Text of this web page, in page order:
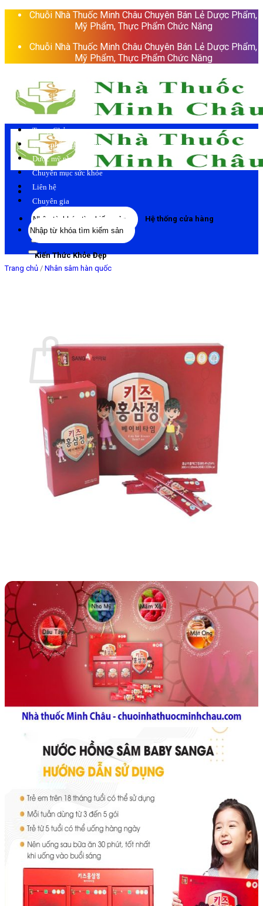
Skip
Chuỗi Nhà Thuốc Minh Châu Chuyên Bán Lẻ Dược Phẩm,
Mỹ Phẩm, Thực Phẩm Chức Năng
Chuỗi Nhà Thuốc Minh Châu Chuyên Bán Lẻ Dược Phẩm,
Mỹ Phẩm, Thực Phẩm Chức Năng
Tìm
kiếm:
Hệ thống cửa hàng
Kiến Thức Khỏe Đẹp
Chưa có sản phẩm trong giỏ hàng.
Quay trở lại cửa hàng
Trang Chủ
Thực phẩm chức năng
Dược mỹ phẩm
Chuyên mục sức khỏe
Liên hệ
Chuyên gia
Tìm
kiếm:
Trang chủ / Nhân sâm hàn quốc